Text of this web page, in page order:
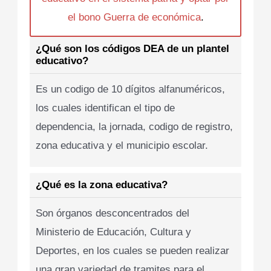
el bono Guerra de económica.
¿Qué son los códigos DEA de un plantel
educativo?
Es un codigo de 10 dígitos alfanuméricos,
los cuales identifican el tipo de
dependencia, la jornada, codigo de registro,
zona educativa y el municipio escolar.
¿Qué es la zona educativa?
Son órganos desconcentrados del
Ministerio de Educación, Cultura y
Deportes, en los cuales se pueden realizar